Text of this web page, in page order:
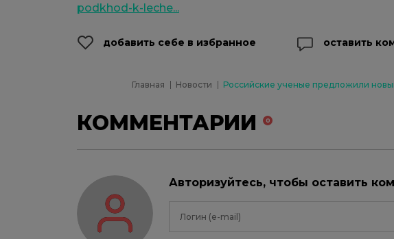
podkhod-k-leche...
добавить себе в избранное оставить
Главная Новости Российские ученые предложили
КОММЕНТАРИИ 0
Авторизуйтесь, чтобы оставить